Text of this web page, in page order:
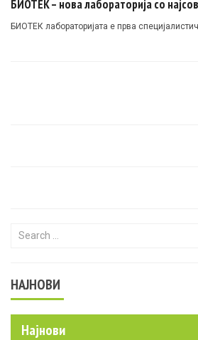
БИОТЕК – нова лабораторија со
БИОТЕК лабораторијата е прва
Search for:
НАЈНОВИ
Најнови